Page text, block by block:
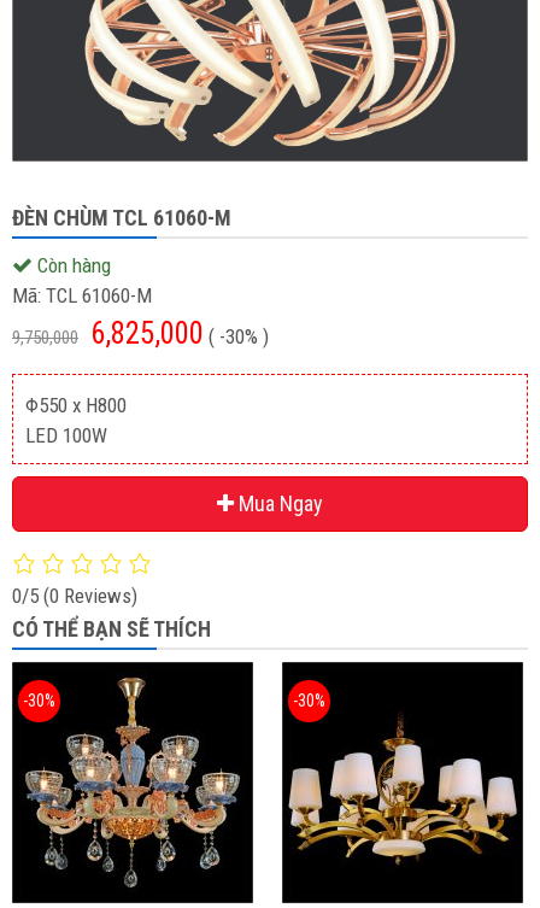
ĐÈN CHÙM TCL 61060-M
Còn hàng
Mã: TCL 61060-M
9,750,000 6,825,000 ( -30% )
Φ550 x H800
LED 100W
Mua Ngay
0/5 (0 Reviews)
CÓ THỂ BẠN SẼ THÍCH
-30% -30%